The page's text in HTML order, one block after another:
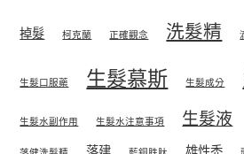
掉髮 柯克蘭 正確觀念 洗髮精
生髮口服藥 生髮慕斯 生髮成分
生髮水副作用 生髮水注意事項 生髮液
落建 雄性禿